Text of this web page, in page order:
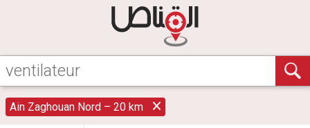
Ain Zaghouan Nord – 20 km